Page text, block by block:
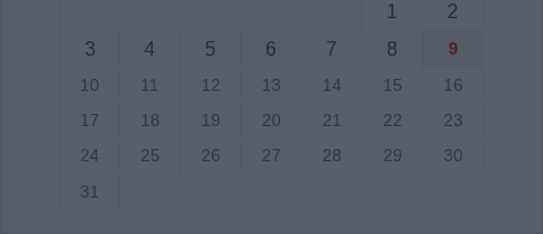
1
2
3
4 5 6 7 8
9
10
11 12 13 14 15
16
17
18 19 20 21 22
23
24
25 26 27 28 29
30
31